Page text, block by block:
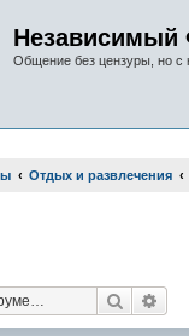
Независимый
Общение без цензуры, но с
Отдых и развлечения
Поиск